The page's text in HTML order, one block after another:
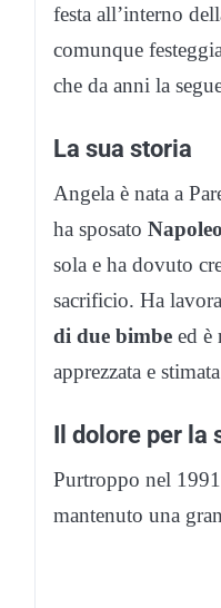
festa all’interno
comunque
che da anni la
La sua storia
Angela è nata a
ha sposato
sola e ha dovuto
sacrificio. Ha
di due bimbe ed è
apprezzata e
Il dolore per la
Purtroppo nel
mantenuto una